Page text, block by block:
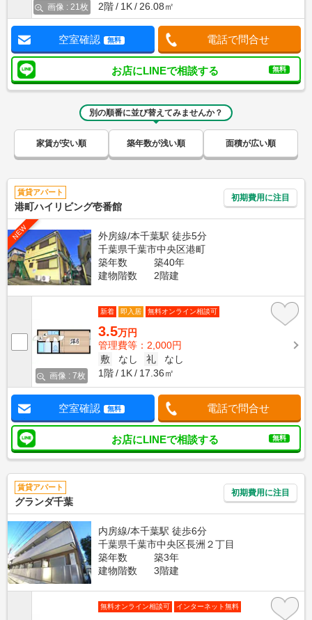
画像 : 21枚
2階
1K 26.08㎡
空室確認 無料 電話で問合せ
お店にLINEで相談する 無料
別の順番に並び替えてみませんか？
家賃が安い順 築年数が浅い順 面積が広い順
賃貸アパート
港町ハイリビング壱番館
初期費用に注目
NEW
外房線/本千葉駅 徒歩5分
千葉県千葉市中央区港町
築年数
築40年
建物階数
2階建
画像 : 7枚
新着 即入居 無料オンライン相談可
3.5万円
管理費等：2,000円
敷
なし 礼
なし
1階
1K 17.36㎡
空室確認 無料 電話で問合せ
お店にLINEで相談する 無料
賃貸アパート
グランダ千葉
初期費用に注目
内房線/本千葉駅 徒歩6分
千葉県千葉市中央区長洲２丁目
築年数
築3年
建物階数
3階建
無料オンライン相談可 インターネット無料